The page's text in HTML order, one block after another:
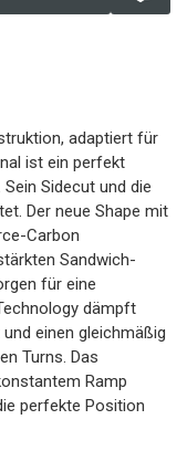
adaptiert für
ist ein perfekt
Sidecut und die
Der neue Shape mit
Carbon
Sandwich-
für eine
dämpft
einen gleichmäßig
Turns. Das
Ramp
perfekte Position